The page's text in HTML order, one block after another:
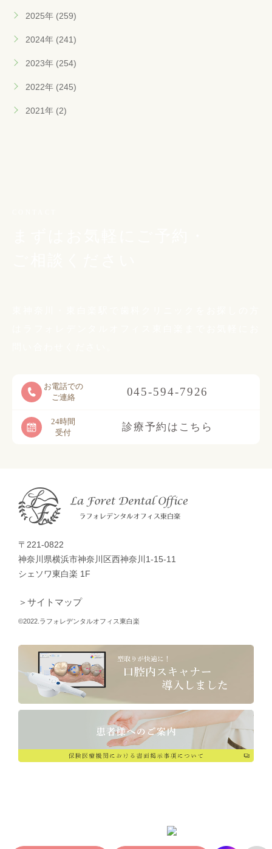
2025年 (259)
2024年 (241)
2023年 (254)
2022年 (245)
2021年 (2)
お電話での
ご連絡
045-594-7926
24時間
受付
診療予約はこちら
〒221-0822
神奈川県横浜市神奈川区西神奈川1-15-11
シェソワ東白楽 1F
＞サイトマップ
©2022.ラフォレデンタルオフィス東白楽